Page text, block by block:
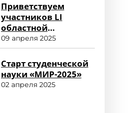
Приветствуем
участников LI
областной
студенческой
научной
конференции!
09 апреля 2025
Старт студенческой
науки «МИР-2025»
02 апреля 2025